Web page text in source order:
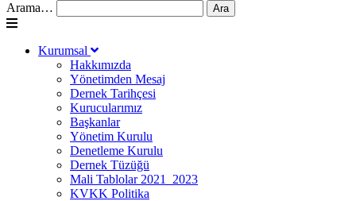
Arama…
Kurumsal
Hakkımızda
Yönetimden Mesaj
Dernek Tarihçesi
Kurucularımız
Başkanlar
Yönetim Kurulu
Denetleme Kurulu
Dernek Tüzüğü
Mali Tablolar 2021_2023
KVKK Politika